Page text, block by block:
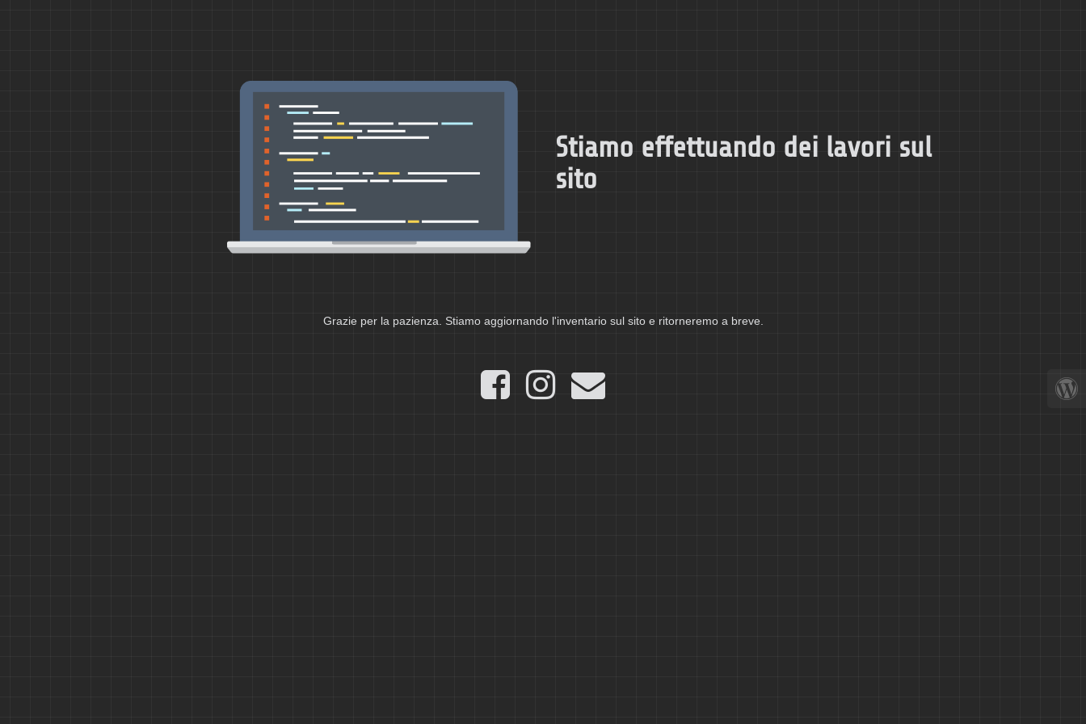
Stiamo effettuando dei lavori sul
sito
Grazie per la pazienza. Stiamo aggiornando l'inventario sul sito e ritorneremo a breve.